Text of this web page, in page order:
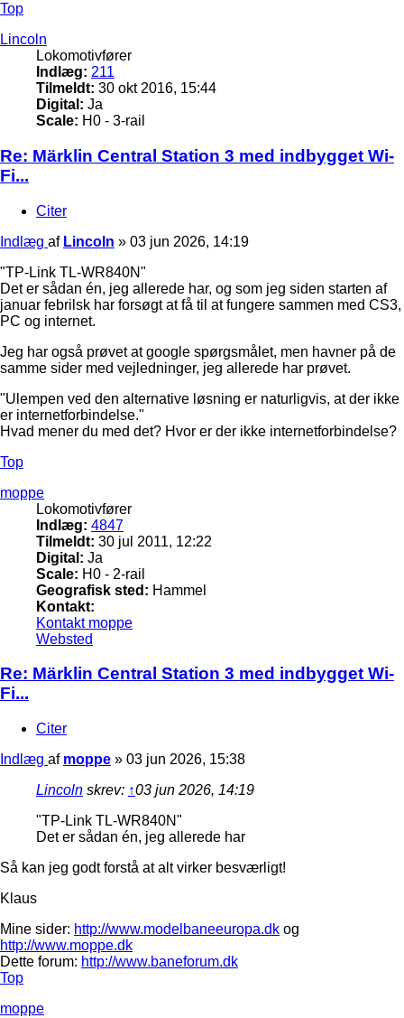
Top
Lincoln
Lokomotivfører
Indlæg: 211
Tilmeldt: 30 okt 2016, 15:44
Digital: Ja
Scale: H0 - 3-rail
Re: Märklin Central Station 3 med indbygget Wi-
Fi...
Citer
Indlæg af Lincoln » 03 jun 2026, 14:19
"TP-Link TL-WR840N"
Det er sådan én, jeg allerede har, og som jeg siden starten af
januar febrilsk har forsøgt at få til at fungere sammen med CS3,
PC og internet.
Jeg har også prøvet at google spørgsmålet, men havner på de
samme sider med vejledninger, jeg allerede har prøvet.
"Ulempen ved den alternative løsning er naturligvis, at der ikke
er internetforbindelse."
Hvad mener du med det? Hvor er der ikke internetforbindelse?
Top
moppe
Lokomotivfører
Indlæg: 4847
Tilmeldt: 30 jul 2011, 12:22
Digital: Ja
Scale: H0 - 2-rail
Geografisk sted: Hammel
Kontakt:
Kontakt moppe
Websted
Re: Märklin Central Station 3 med indbygget Wi-
Fi...
Citer
Indlæg af moppe » 03 jun 2026, 15:38
Lincoln skrev: ↑03 jun 2026, 14:19
"TP-Link TL-WR840N"
Det er sådan én, jeg allerede har
Så kan jeg godt forstå at alt virker besværligt!
Klaus
Mine sider: http://www.modelbaneeuropa.dk og
http://www.moppe.dk
Dette forum: http://www.baneforum.dk
Top
moppe